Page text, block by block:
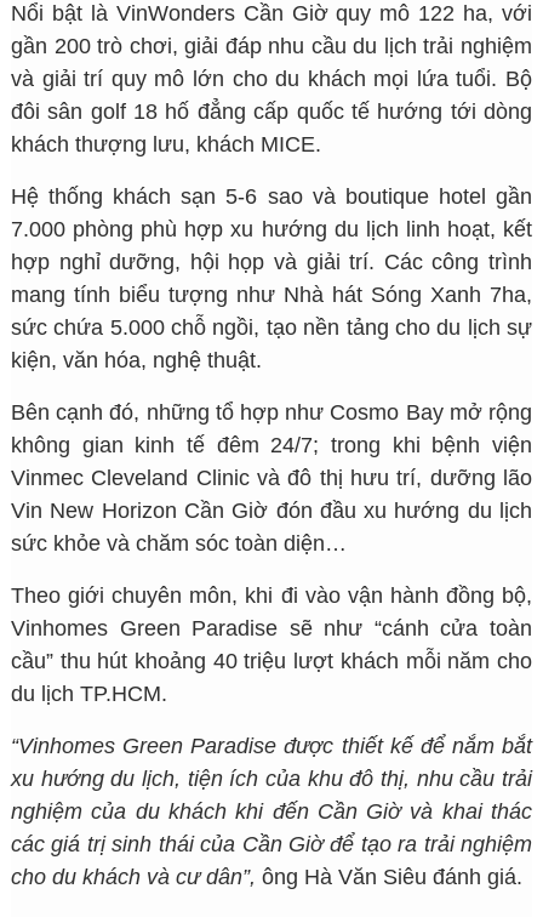
Nổi bật là VinWonders Cần Giờ quy mô 122 ha, với
gần 200 trò chơi, giải đáp nhu cầu du lịch trải nghiệm
và giải trí quy mô lớn cho du khách mọi lứa tuổi. Bộ
đôi sân golf 18 hố đẳng cấp quốc tế hướng tới dòng
khách thượng lưu, khách MICE.
Hệ thống khách sạn 5-6 sao và boutique hotel gần
7.000 phòng phù hợp xu hướng du lịch linh hoạt, kết
hợp nghỉ dưỡng, hội họp và giải trí. Các công trình
mang tính biểu tượng như Nhà hát Sóng Xanh 7ha,
sức chứa 5.000 chỗ ngồi, tạo nền tảng cho du lịch sự
kiện, văn hóa, nghệ thuật.
Bên cạnh đó, những tổ hợp như Cosmo Bay mở rộng
không gian kinh tế đêm 24/7; trong khi bệnh viện
Vinmec Cleveland Clinic và đô thị hưu trí, dưỡng lão
Vin New Horizon Cần Giờ đón đầu xu hướng du lịch
sức khỏe và chăm sóc toàn diện…
Theo giới chuyên môn, khi đi vào vận hành đồng bộ,
Vinhomes Green Paradise sẽ như “cánh cửa toàn
cầu” thu hút khoảng 40 triệu lượt khách mỗi năm cho
du lịch TP.HCM.
“Vinhomes Green Paradise được thiết kế để nắm bắt
xu hướng du lịch, tiện ích của khu đô thị, nhu cầu trải
nghiệm của du khách khi đến Cần Giờ và khai thác
các giá trị sinh thái của Cần Giờ để tạo ra trải nghiệm
cho du khách và cư dân”, ông Hà Văn Siêu đánh giá.